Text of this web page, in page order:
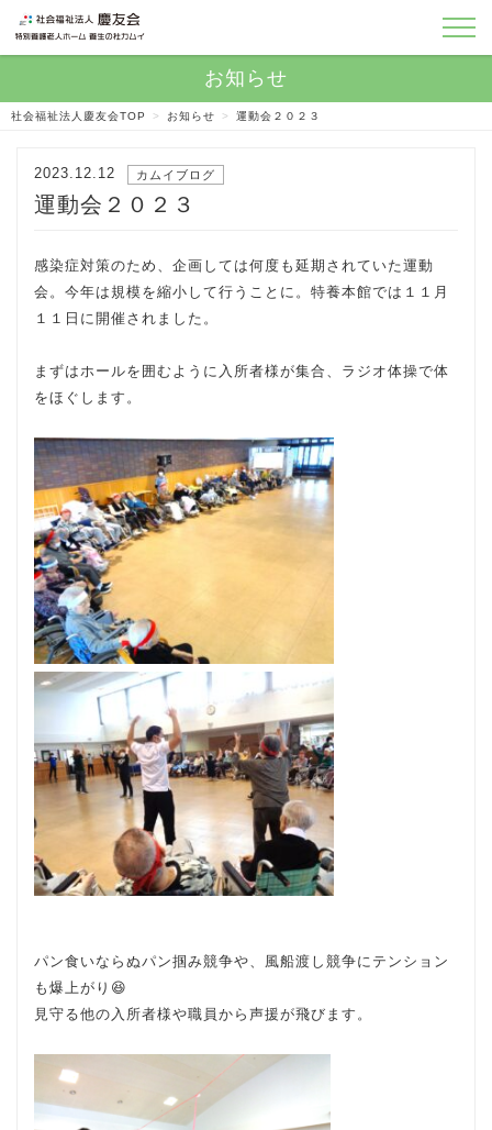
社会福祉法人慶友会TOP > お知らせ > 運動会２０２３
2023.12.12 カムイブログ
運動会２０２３
感染症対策のため、企画しては何度も延期されていた運動
会。今年は規模を縮小して行うことに。特養本館では１１月
１１日に開催されました。
まずはホールを囲むように入所者様が集合、ラジオ体操で体
をほぐします。
パン食いならぬパン掴み競争や、風船渡し競争にテンション
も爆上がり😆
見守る他の入所者様や職員から声援が飛びます。